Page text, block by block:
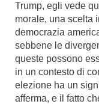
Trump, egli vede
morale, una scelta
democrazia
sebbene le
queste possono
in un contesto di
elezione ha un
afferma, e il fatto